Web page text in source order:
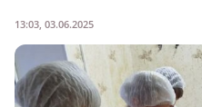
13:03, 03.06.2025